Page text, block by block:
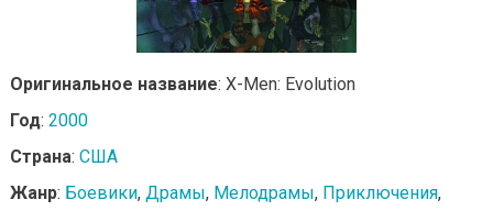
Оригинальное название: X-Men: Evolution
Год: 2000
Страна: США
Жанр: Боевики, Драмы, Мелодрамы, Приключения,